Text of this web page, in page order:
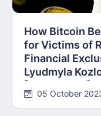
How Bitcoin
for Victims of
Financial
Lyudmyla
05 October